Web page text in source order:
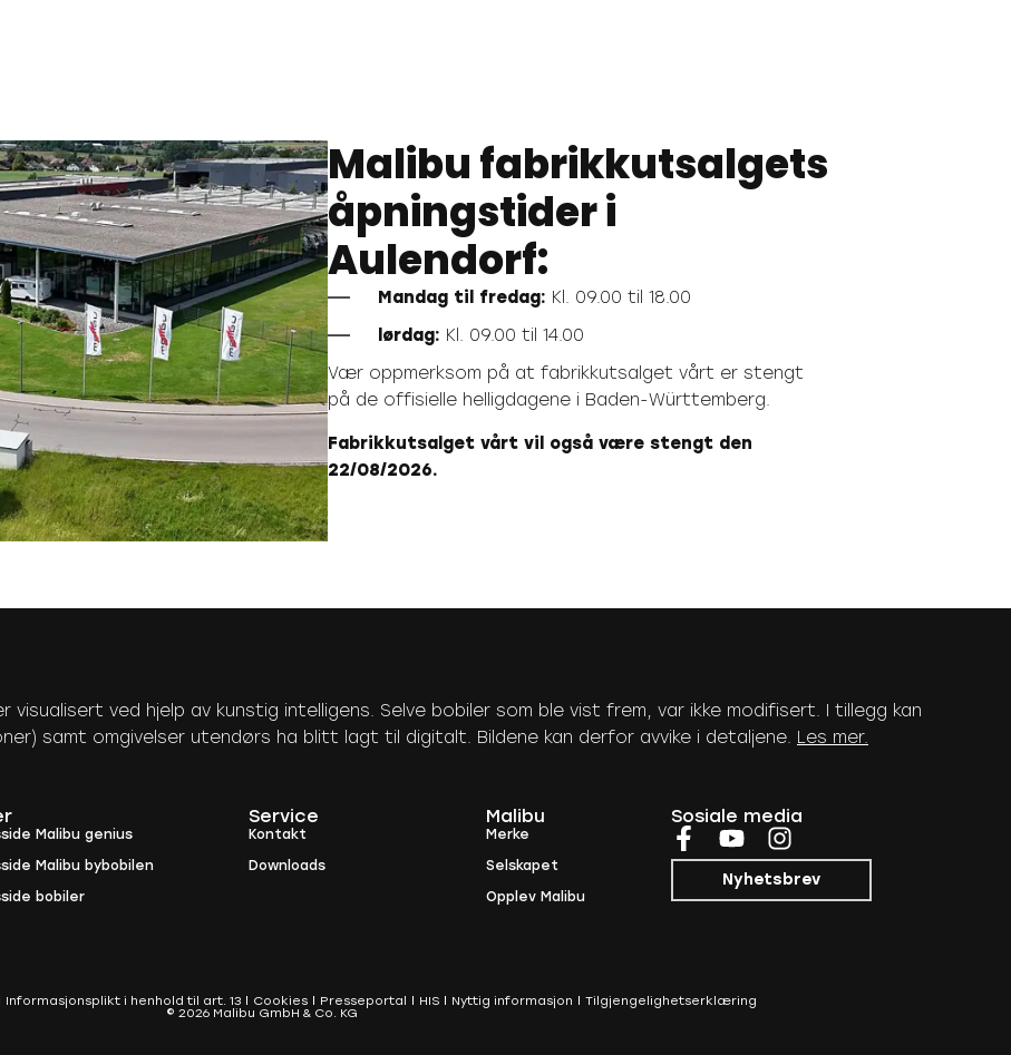
Malibu fabrikkutsalgets
åpningstider i
Aulendorf:
Mandag til fredag: Kl. 09.00 til 18.00
lørdag: Kl. 09.00 til 14.00
Vær oppmerksom på at fabrikkutsalget vårt er stengt
på de offisielle helligdagene i Baden-Württemberg.
Fabrikkutsalget vårt vil også være stengt den
22/08/2026.
visualisert ved hjelp av kunstig intelligens. Selve bobiler som ble vist frem, var ikke modifisert. I tillegg kan
samt omgivelser utendørs ha blitt lagt til digitalt. Bildene kan derfor avvike i detaljene. Les mer.
Malibu genius
Malibu bybobilen
bobiler
Service
Kontakt
Downloads
Malibu
Merke
Selskapet
Opplev Malibu
Sosiale media
Nyhetsbrev
Informasjonsplikt i henhold til art. 13 Cookies Presseportal HIS Nyttig informasjon
Tilgjengelighetserklæring
© 2026 Malibu GmbH & Co. KG